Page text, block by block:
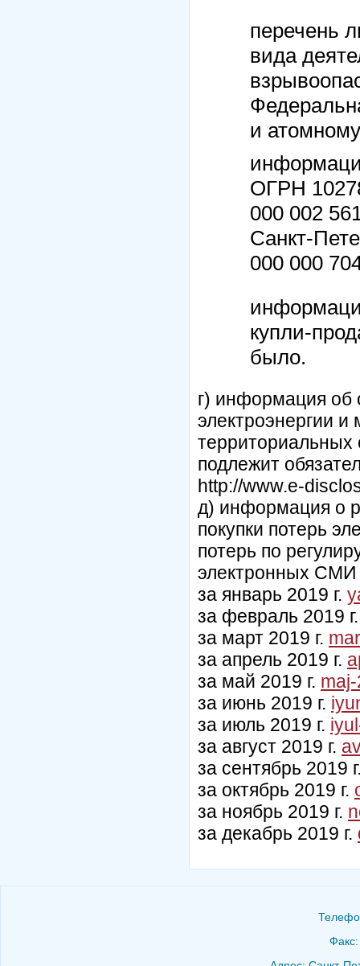
перечень
вида
и
ОГРН
000 002
Санкт-
000 000
купли-
было.
г) информация об
электроэнергии
территориальных
подлежит
http://www.e-
д) информация о
покупки потерь
потерь по
электронных
за январь 2019 г.
за февраль 2019
за март 2019 г.
за апрель 2019 г.
за май 2019 г.
за июнь 2019 г.
за июль 2019 г.
за август 2019 г.
за сентябрь 2019
за октябрь 2019 г.
за ноябрь 2019 г.
за декабрь 2019 г.